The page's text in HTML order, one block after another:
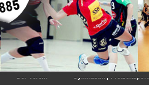
Der Verein Gymnastik | Freizeitsport